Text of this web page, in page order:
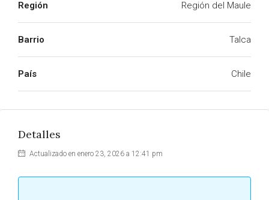
Región Región del Maule
Barrio Talca
País Chile
Detalles
Actualizado en enero 23, 2026 a 12:41 pm